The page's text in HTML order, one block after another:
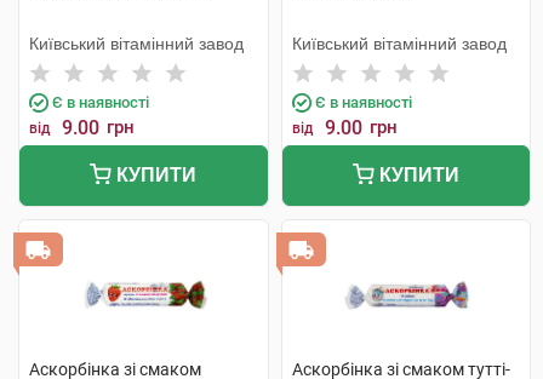
Київський вітамінний завод
Є в наявності
від 9.00 грн
КУПИТИ
Київський вітамінний завод
Є в наявності
від 9.00 грн
КУПИТИ
Аскорбінка зі смаком Аскорбінка зі смаком тутті-